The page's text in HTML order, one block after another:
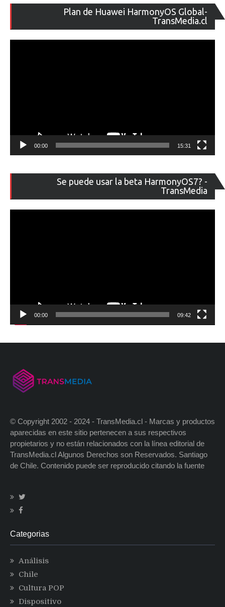
Plan de Huawei HarmonyOS Global-
TransMedia.cl
de
00:00 15:31
Se puede usar la beta HarmonyOS7? -
TransMedia
de
00:00 09:42
© Copyright 2002 - 2024 - TransMedia.cl - Marcas y productos
aparecidas en este sitio pertenecen a sus respectivos
propietarios y no están relacionados con la línea editorial de
TransMedia.cl Algunos Derechos son Reservados. Santiago
de Chile. Contenido puede ser reproducido citando la fuente
Categorias
Análisis
Chile
Cultura POP
Dispositivo